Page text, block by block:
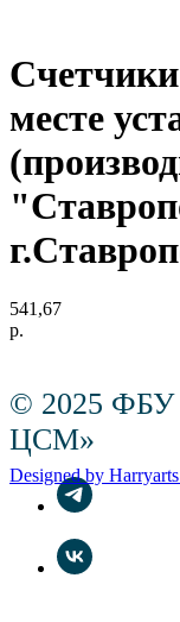
месте
541,67
р.
© 2025 ФБУ
ЦСМ»
Designed by